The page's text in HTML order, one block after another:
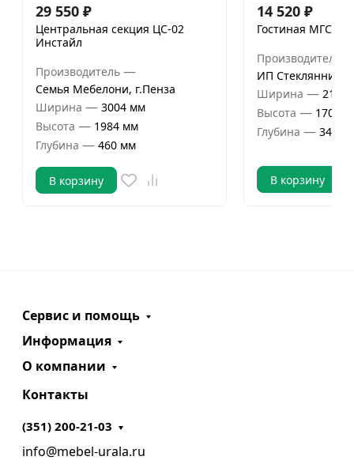
29 550 ₽
Центральная секция ЦС-02
Инстайл
Производитель —
Семья Мебелони, г.Пенза
Ширина — 3004 мм
Высота — 1984 мм
Глубина — 460 мм
В корзину
14 520 ₽
Гостиная МГС №4
Производитель
ИП Стеклянников
Ширина — 2130
Высота — 1700
Глубина — 346
В корзину
Сервис и помощь
Информация
О компании
Контакты
(351) 200-21-03
info@mebel-urala.ru